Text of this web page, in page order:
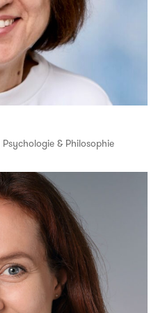
Psychologie & Philosophie